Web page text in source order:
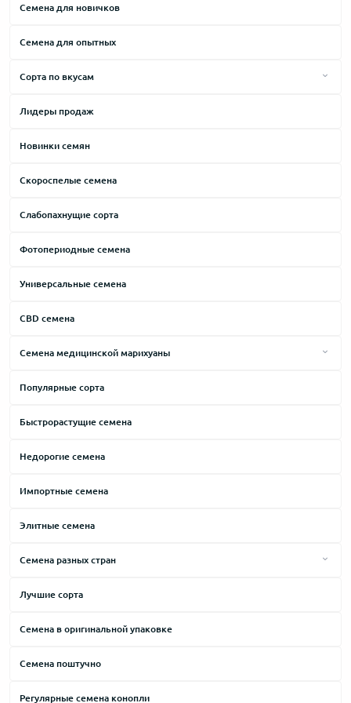
Critical
Haze
Northern Lights
Низкие сорта
Cемена для новичков
Семена для опытных
Сорта по вкусам
Древесный
Молочный
Мускатный
Синтетический
Фруктовый
Хвойный
Лидеры продаж
Новинки семян
Скороспелые семена
Слабопахнущие сорта
Фотопериодные семена
Универсальные семена
CBD семена
Семена медицинской марихуаны
Лечение бессонницы
Лечение артрита
Лечение глаукомы
Популярные сорта
Быстрорастущие семена
Недорогие семена
Импортные семена
Элитные семена
Семена разных стран
Семена Канады
Лучшие сорта
Семена в оригинальной упаковке
Семена поштучно
Регулярные семена конопли